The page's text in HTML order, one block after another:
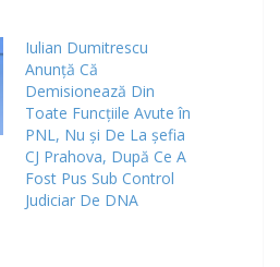
Iulian Dumitrescu
Anunţă Că
Demisionează Din
Toate Funcţiile Avute în
PNL, Nu și De La șefia
CJ Prahova, După Ce A
Fost Pus Sub Control
Judiciar De DNA